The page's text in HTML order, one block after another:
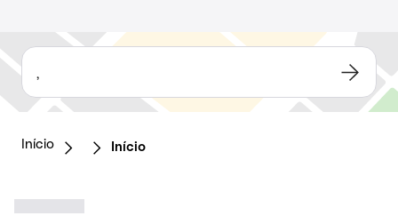
,
Início Início